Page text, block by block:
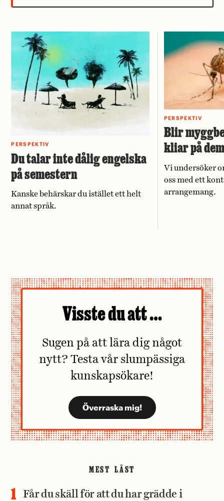
PERSPEKTIV
Du talar inte dålig engelska
på semestern
Kanske behärskar du istället ett helt
annat språk.
PERSPEKTIV
Blir
kliar på
Vi undersöker
oss med ett
arrangemang.
Visste du att …
Sugen på att lära dig något
nytt? Testa vår slumpässiga
kunskapsökare!
MEST LÄST
Får du skäll för att du har grädde i